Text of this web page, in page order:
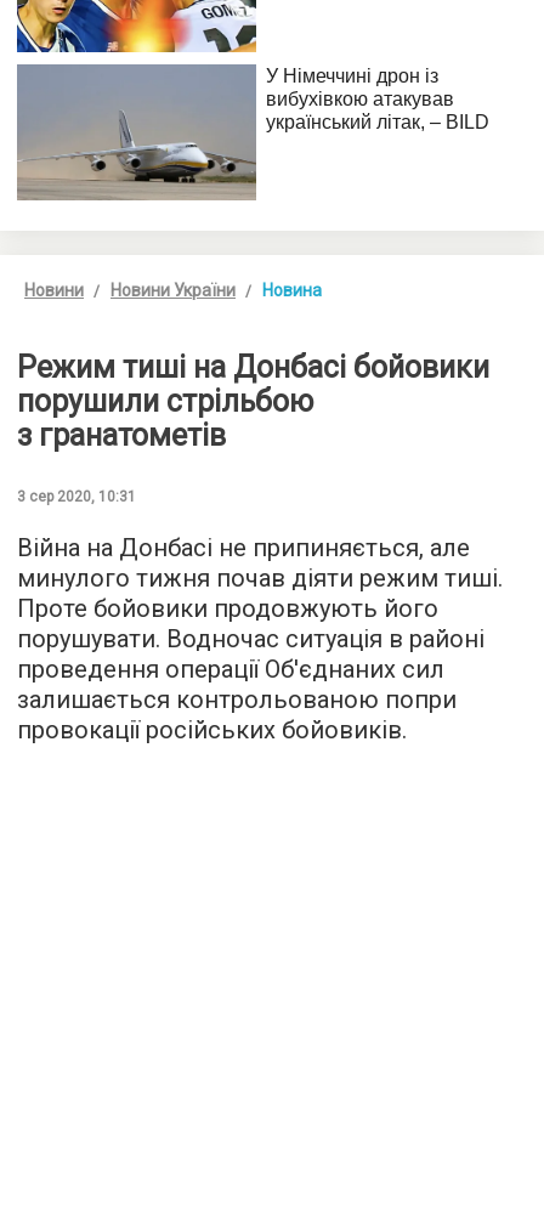
Новини Новини України Новина
Режим тиші на Донбасі бойовики
порушили стрільбою
з гранатометів
3 сер 2020, 10:31
Війна на Донбасі не припиняється, але
минулого тижня почав діяти режим тиші.
Проте бойовики продовжують його
порушувати. Водночас ситуація в районі
проведення операції Об'єднаних сил
залишається контрольованою попри
провокації російських бойовиків.